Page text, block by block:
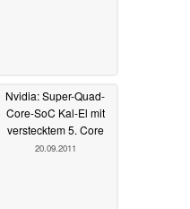
Nvidia: Super-Quad-
Core-SoC Kal-El mit
verstecktem 5. Core
20.09.2011